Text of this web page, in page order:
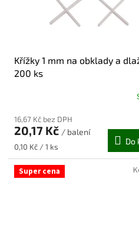
Křížky 1 mm na obklady a
200 ks
16,67 Kč bez DPH
20,17 Kč / balení
Měrná
0,10 Kč / 1 ks
Do
Super cena